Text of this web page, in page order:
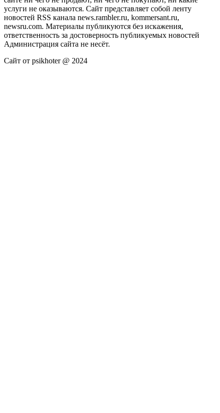
услуги не оказываются. Сайт представляет собой ленту
новостей RSS канала news.rambler.ru, kommersant.ru,
newsru.com. Материалы публикуются без искажения,
ответственность за достоверность публикуемых новостей
Администрация сайта не несёт.
Сайт от psikhoter @ 2024